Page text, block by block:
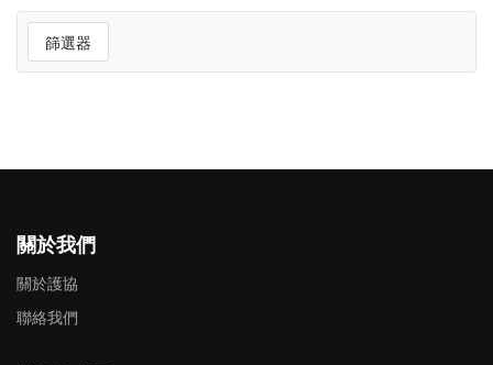
篩選器
關於我們
關於護協
聯絡我們